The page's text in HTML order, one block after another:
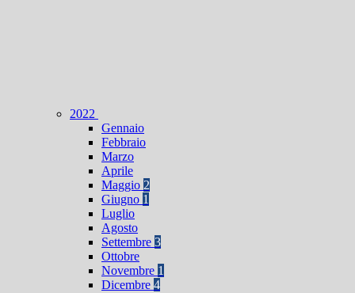
2022
Gennaio
Febbraio
Marzo
Aprile
Maggio 2
Giugno 1
Luglio
Agosto
Settembre 3
Ottobre
Novembre 1
Dicembre 4